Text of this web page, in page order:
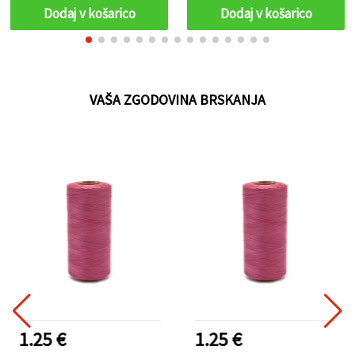
Dodaj v košarico Dodaj v košarico
VAŠA ZGODOVINA BRSKANJA
1.25 € 1.25 €